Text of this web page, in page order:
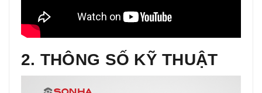
2. THÔNG SỐ KỸ THUẬT